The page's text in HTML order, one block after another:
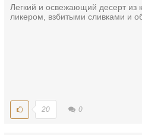
Легкий и освежающий десерт из
ликером, взбитыми сливками и
20 0